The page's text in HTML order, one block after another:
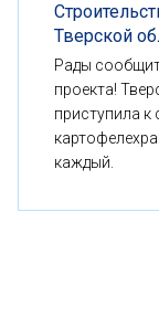
Тверской
Рады
проекта!
приступила к
каждый.